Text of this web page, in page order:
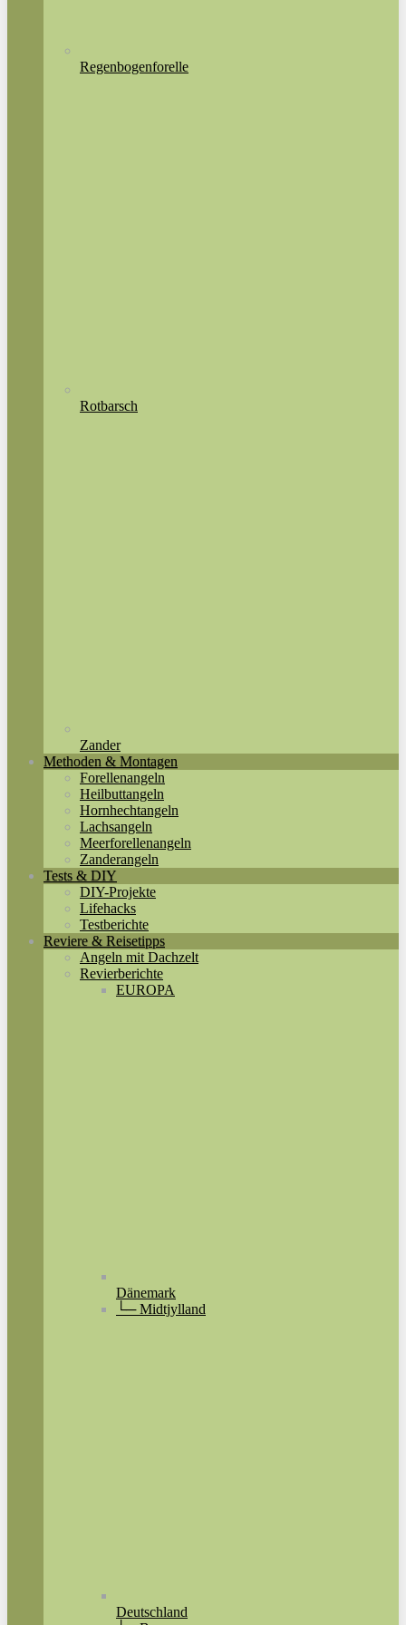
Regenbogenforelle
Rotbarsch
Zander
Methoden & Montagen
Forellenangeln
Heilbuttangeln
Hornhechtangeln
Lachsangeln
Meerforellenangeln
Zanderangeln
Tests & DIY
DIY-Projekte
Lifehacks
Testberichte
Reviere & Reisetipps
Angeln mit Dachzelt
Revierberichte
EUROPA
Dänemark
└─ Midtjylland
Deutschland